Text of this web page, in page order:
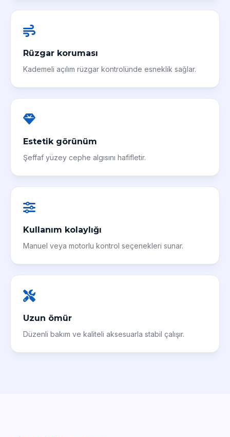
Rüzgar koruması
Kademeli açılım rüzgar kontrolünde esneklik sağlar.
Estetik görünüm
Şeffaf yüzey cephe algısını hafifletir.
Kullanım kolaylığı
Manuel veya motorlu kontrol seçenekleri sunar.
Uzun ömür
Düzenli bakım ve kaliteli aksesuarla stabil çalışır.